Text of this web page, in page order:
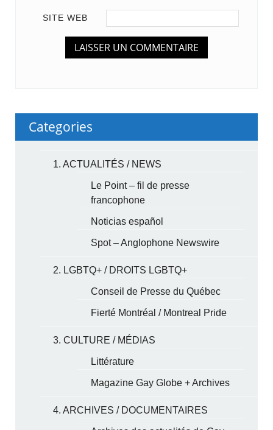
SITE WEB
Categories
1. ACTUALITÉS / NEWS
Le Point – fil de presse
francophone
Noticias español
Spot – Anglophone Newswire
2. LGBTQ+ / DROITS LGBTQ+
Conseil de Presse du Québec
Fierté Montréal / Montreal Pride
3. CULTURE / MÉDIAS
Littérature
Magazine Gay Globe + Archives
4. ARCHIVES / DOCUMENTAIRES